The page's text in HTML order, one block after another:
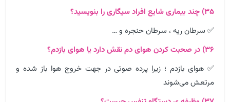
۳۵) چند بیماری شایع افراد سیگاری را بنویسید؟
✅ سرطان ریه ، سرطان حنجره و …
۳۶) در صحبت کردن هوای دم نقش دارد یا هوای بازدم؟
✅ هوای بازدم ؛ زیرا پرده صوتی در جهت خروج هوا باز شده و
مرتعش می‌شوند